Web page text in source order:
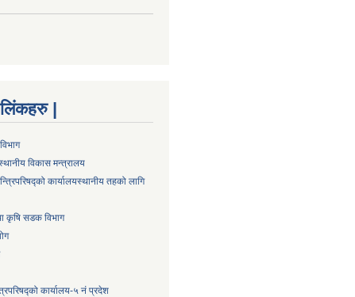
लिंकहरु |
विकास मन्त्रालय
कार्यालयस्थानीय तहको लागि
कृषि सडक विभाग
कार्यालय-५ नं प्रदेश